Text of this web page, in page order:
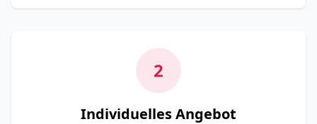
2
Individuelles Angebot